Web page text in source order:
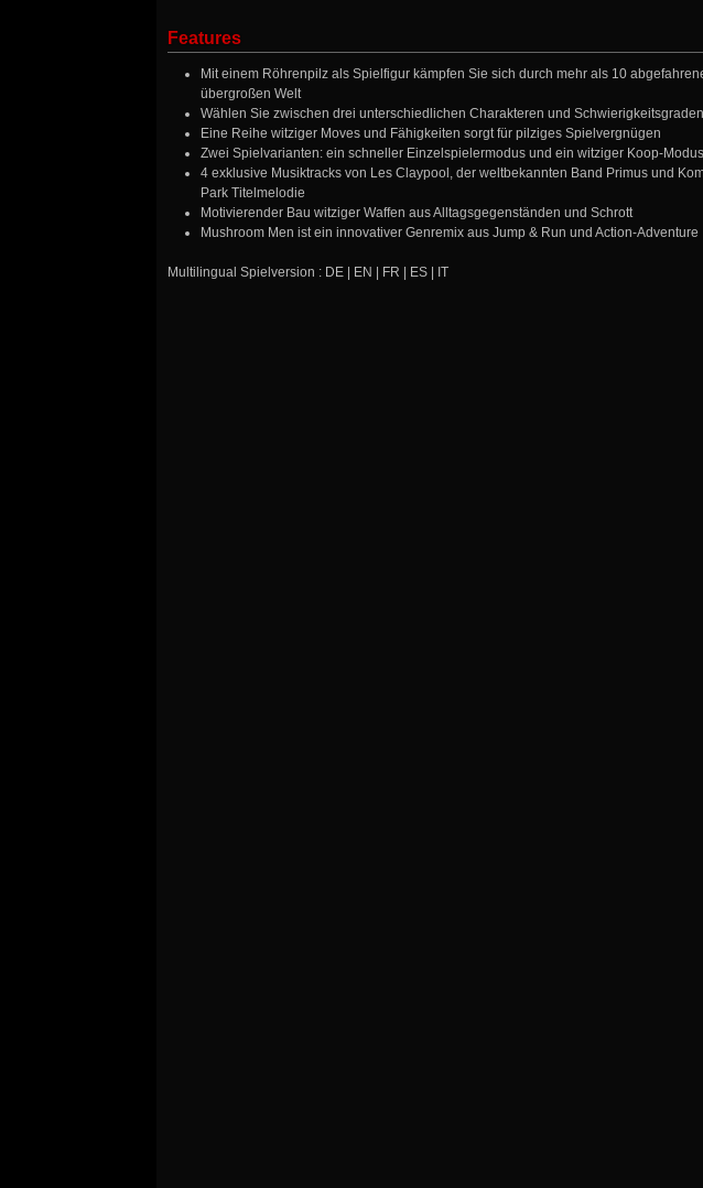
Features
Mit einem Röhrenpilz als Spielfigur kämpfen Sie sich durch mehr als 10
übergroßen Welt
Wählen Sie zwischen drei unterschiedlichen Charakteren und Schwierigkeitsgraden
Eine Reihe witziger Moves und Fähigkeiten sorgt für pilziges Spielvergnügen
Zwei Spielvarianten: ein schneller Einzelspielermodus und ein witziger Koop-
4 exklusive Musiktracks von Les Claypool, der weltbekannten Band Primus und
Park Titelmelodie
Motivierender Bau witziger Waffen aus Alltagsgegenständen und Schrott
Mushroom Men ist ein innovativer Genremix aus Jump & Run und Action-Adventure
Multilingual Spielversion : DE | EN | FR | ES | IT